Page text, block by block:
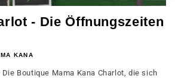
- Die Öffnungszeiten
KANA
Boutique Mama Kana Charlot, die sich